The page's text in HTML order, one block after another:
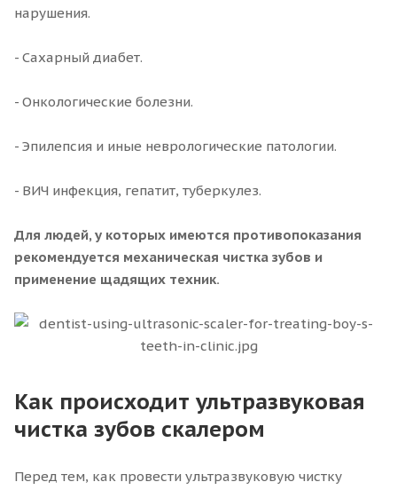
нарушения.
- Сахарный диабет.
- Онкологические болезни.
- Эпилепсия и иные неврологические патологии.
- ВИЧ инфекция, гепатит, туберкулез.
Для людей, у которых имеются противопоказания
рекомендуется механическая чистка зубов и
применение щадящих техник.
Как происходит ультразвуковая
чистка зубов скалером
Перед тем, как провести ультразвуковую чистку